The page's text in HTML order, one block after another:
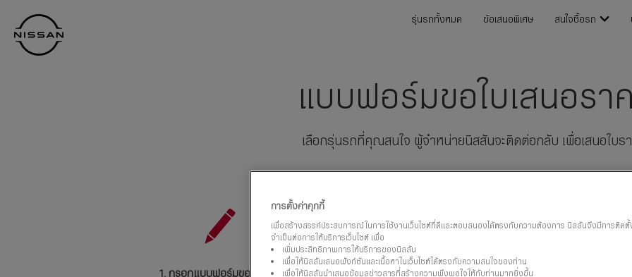
หน้า
Footer
รุ่นรถทั้งหมด ข้อเสนอพิเศษ สนใจซื้อรถ
แบบฟอร์มขอใบเสนอรา
เลือกรุ่นรถที่คุณสนใจ ผู้จำหน่ายนิสสันจะติดต่อกลับ เพื่อเสนอใบร
1. กรอกแบบฟอร์มขอใบราคา
2. ติดต่อโดยเจ้าหน้าที่นิสสัน
3. รับใบเสนอราคา
การตั้งค่าคุกกี้
เพื่อสร้างสรรค์ประสบการณ์ในการใช้งานเว็บไซต์ที่ดีและตอบสนองได้ตรงกับความต้องการ นิสสันจึงมีการติดตั้
จำเป็นต่อการให้บริการเว็บไซต์ เพื่อ
เพิ่มประสิทธิภาพการให้บริการของนิสสัน
เพื่อให้นิสสันเสนอฟังก์ชันและเนื้อหาในเว็บไซต์ได้ตรงกับความสนใจของท่าน
เพื่อให้นิสสันนำเสนอข้อมูลข่าวสารที่สร้างความพึงพอใจให้กับท่านมากยิ่งขึ้น